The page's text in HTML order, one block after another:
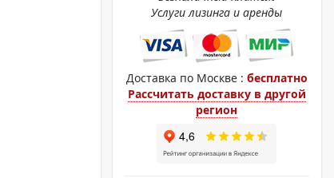
Услуги лизинга и аренды
Доставка по Москве : бесплатно
Рассчитать доставку в другой
регион